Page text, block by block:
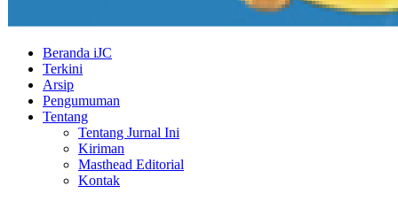
Beranda iJC
Terkini
Arsip
Pengumuman
Tentang
Tentang Jurnal Ini
Kiriman
Masthead Editorial
Kontak